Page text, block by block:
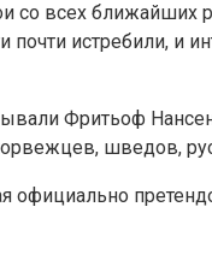
всех ближайших
истребили, и
Фритьоф
шведов,